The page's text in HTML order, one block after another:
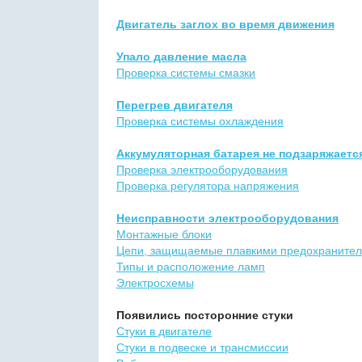
Двигатель заглох во время движения
Упало давление масла
Проверка системы смазки
Перегрев двигателя
Проверка системы охлаждения
Аккумуляторная батарея не
Проверка электрооборудования
Проверка регулятора напряжения
Неисправности электрооборудования
Монтажные блоки
Цепи, защищаемые плавкими
Типы и расположение ламп
Электросхемы
Появились посторонние стуки
Стуки в двигателе
Стуки в подвеске и трансмиссии